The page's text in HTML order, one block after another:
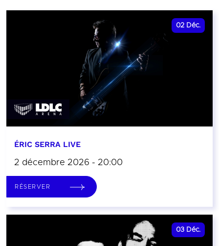
02 Déc.
ÉRIC SERRA LIVE
2 décembre 2026 - 20:00
RÉSERVER
03 Déc.